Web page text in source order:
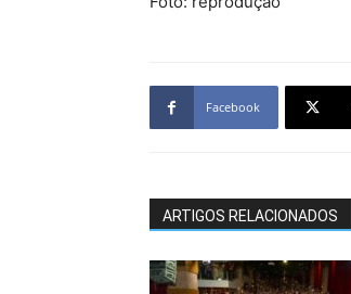
Facebook
ARTIGOS RELACIONADOS